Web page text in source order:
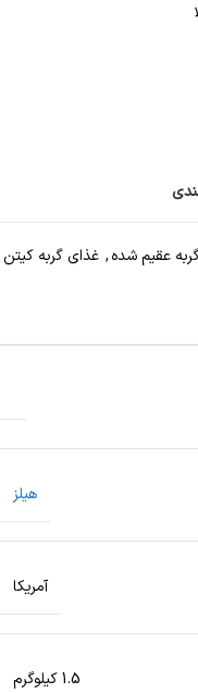
عقیم شده, غذای گربه کیتن
هیلز
آمریکا
1.5 کیلوگرم